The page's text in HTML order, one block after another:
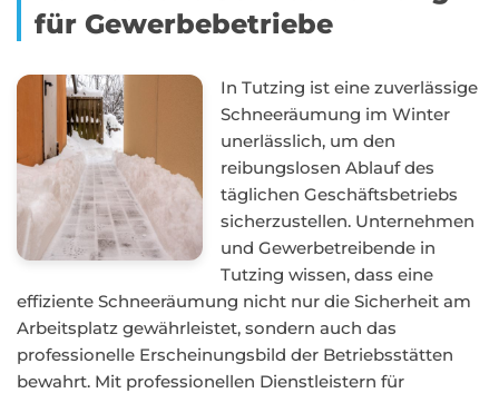
für Gewerbebetriebe
In Tutzing ist eine zuverlässige
Schneeräumung im Winter
unerlässlich, um den
reibungslosen Ablauf des
täglichen Geschäftsbetriebs
sicherzustellen. Unternehmen
und Gewerbetreibende in
Tutzing wissen, dass eine
effiziente Schneeräumung nicht nur die Sicherheit am
Arbeitsplatz gewährleistet, sondern auch das
professionelle Erscheinungsbild der Betriebsstätten
bewahrt. Mit professionellen Dienstleistern für